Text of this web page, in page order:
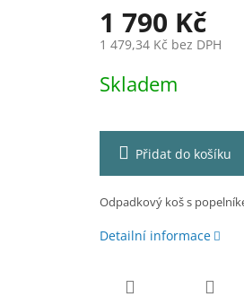
1 790 Kč
1 479,34 Kč bez DPH
cena:
Skladem
Přidat do košíku
Odpadkový koš s
Detailní informace